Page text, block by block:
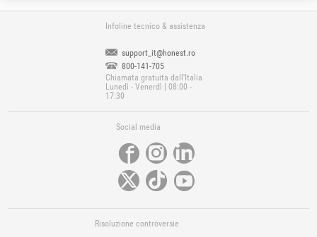
Infoline tecnico & assistenza
support_it@honest.ro
800-141-705
Chiamata gratuita dall'Italia
Lunedì - Venerdì | 08:00 -
17:30
Social media
Risoluzione controversie